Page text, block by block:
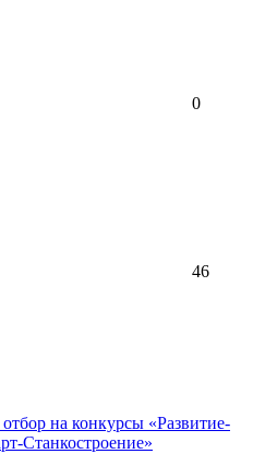
0
46
на конкурсы «Развитие-
Станкостроение»